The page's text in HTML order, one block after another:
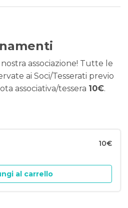
associazione! Tutte le
ai Soci/Tesserati previo
associativa/tessera 10€.
10€
al carrello